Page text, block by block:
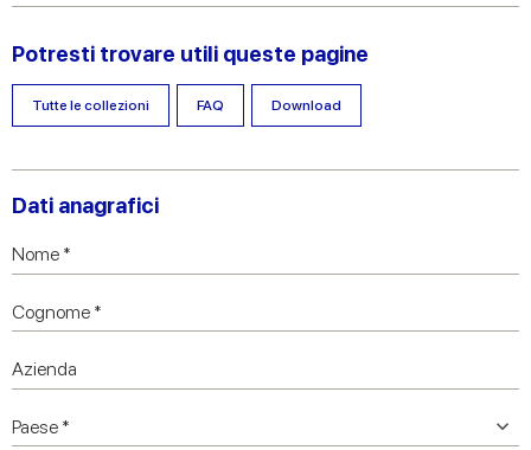
Potresti trovare utili queste pagine
Tutte le collezioni FAQ Download
Dati anagrafici